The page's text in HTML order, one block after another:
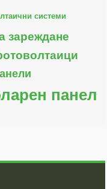
системи
зареждане
панел